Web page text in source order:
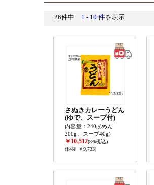
26件中 1 - 10 件を表示
さぬきカレーうどん
(ゆで、スープ付)
36袋セット(1ケース)
内容量：240g(めん
200g、スープ40g)
￥10,512(8%税込)
(税抜 ￥9,733)